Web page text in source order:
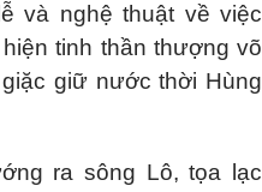
và nghệ thuật về việc
tinh thần thượng võ
giữ nước thời Hùng
ra sông Lô, tọa lạc